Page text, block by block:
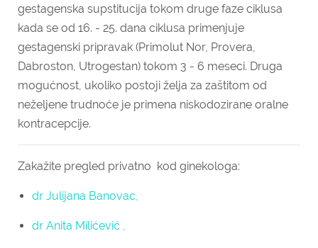
gestagenska supstitucija tokom druge faze ciklusa
kada se od 16. - 25. dana ciklusa primenjuje
gestagenski pripravak (Primolut Nor, Provera,
Dabroston, Utrogestan) tokom 3 - 6 meseci. Druga
mogućnost, ukoliko postoji želja za zaštitom od
neželjene trudnoće je primena niskodozirane oralne
kontracepcije.
Zakažite pregled privatno kod ginekologa:
dr Julijana Banovac,
dr Anita Milićević ,